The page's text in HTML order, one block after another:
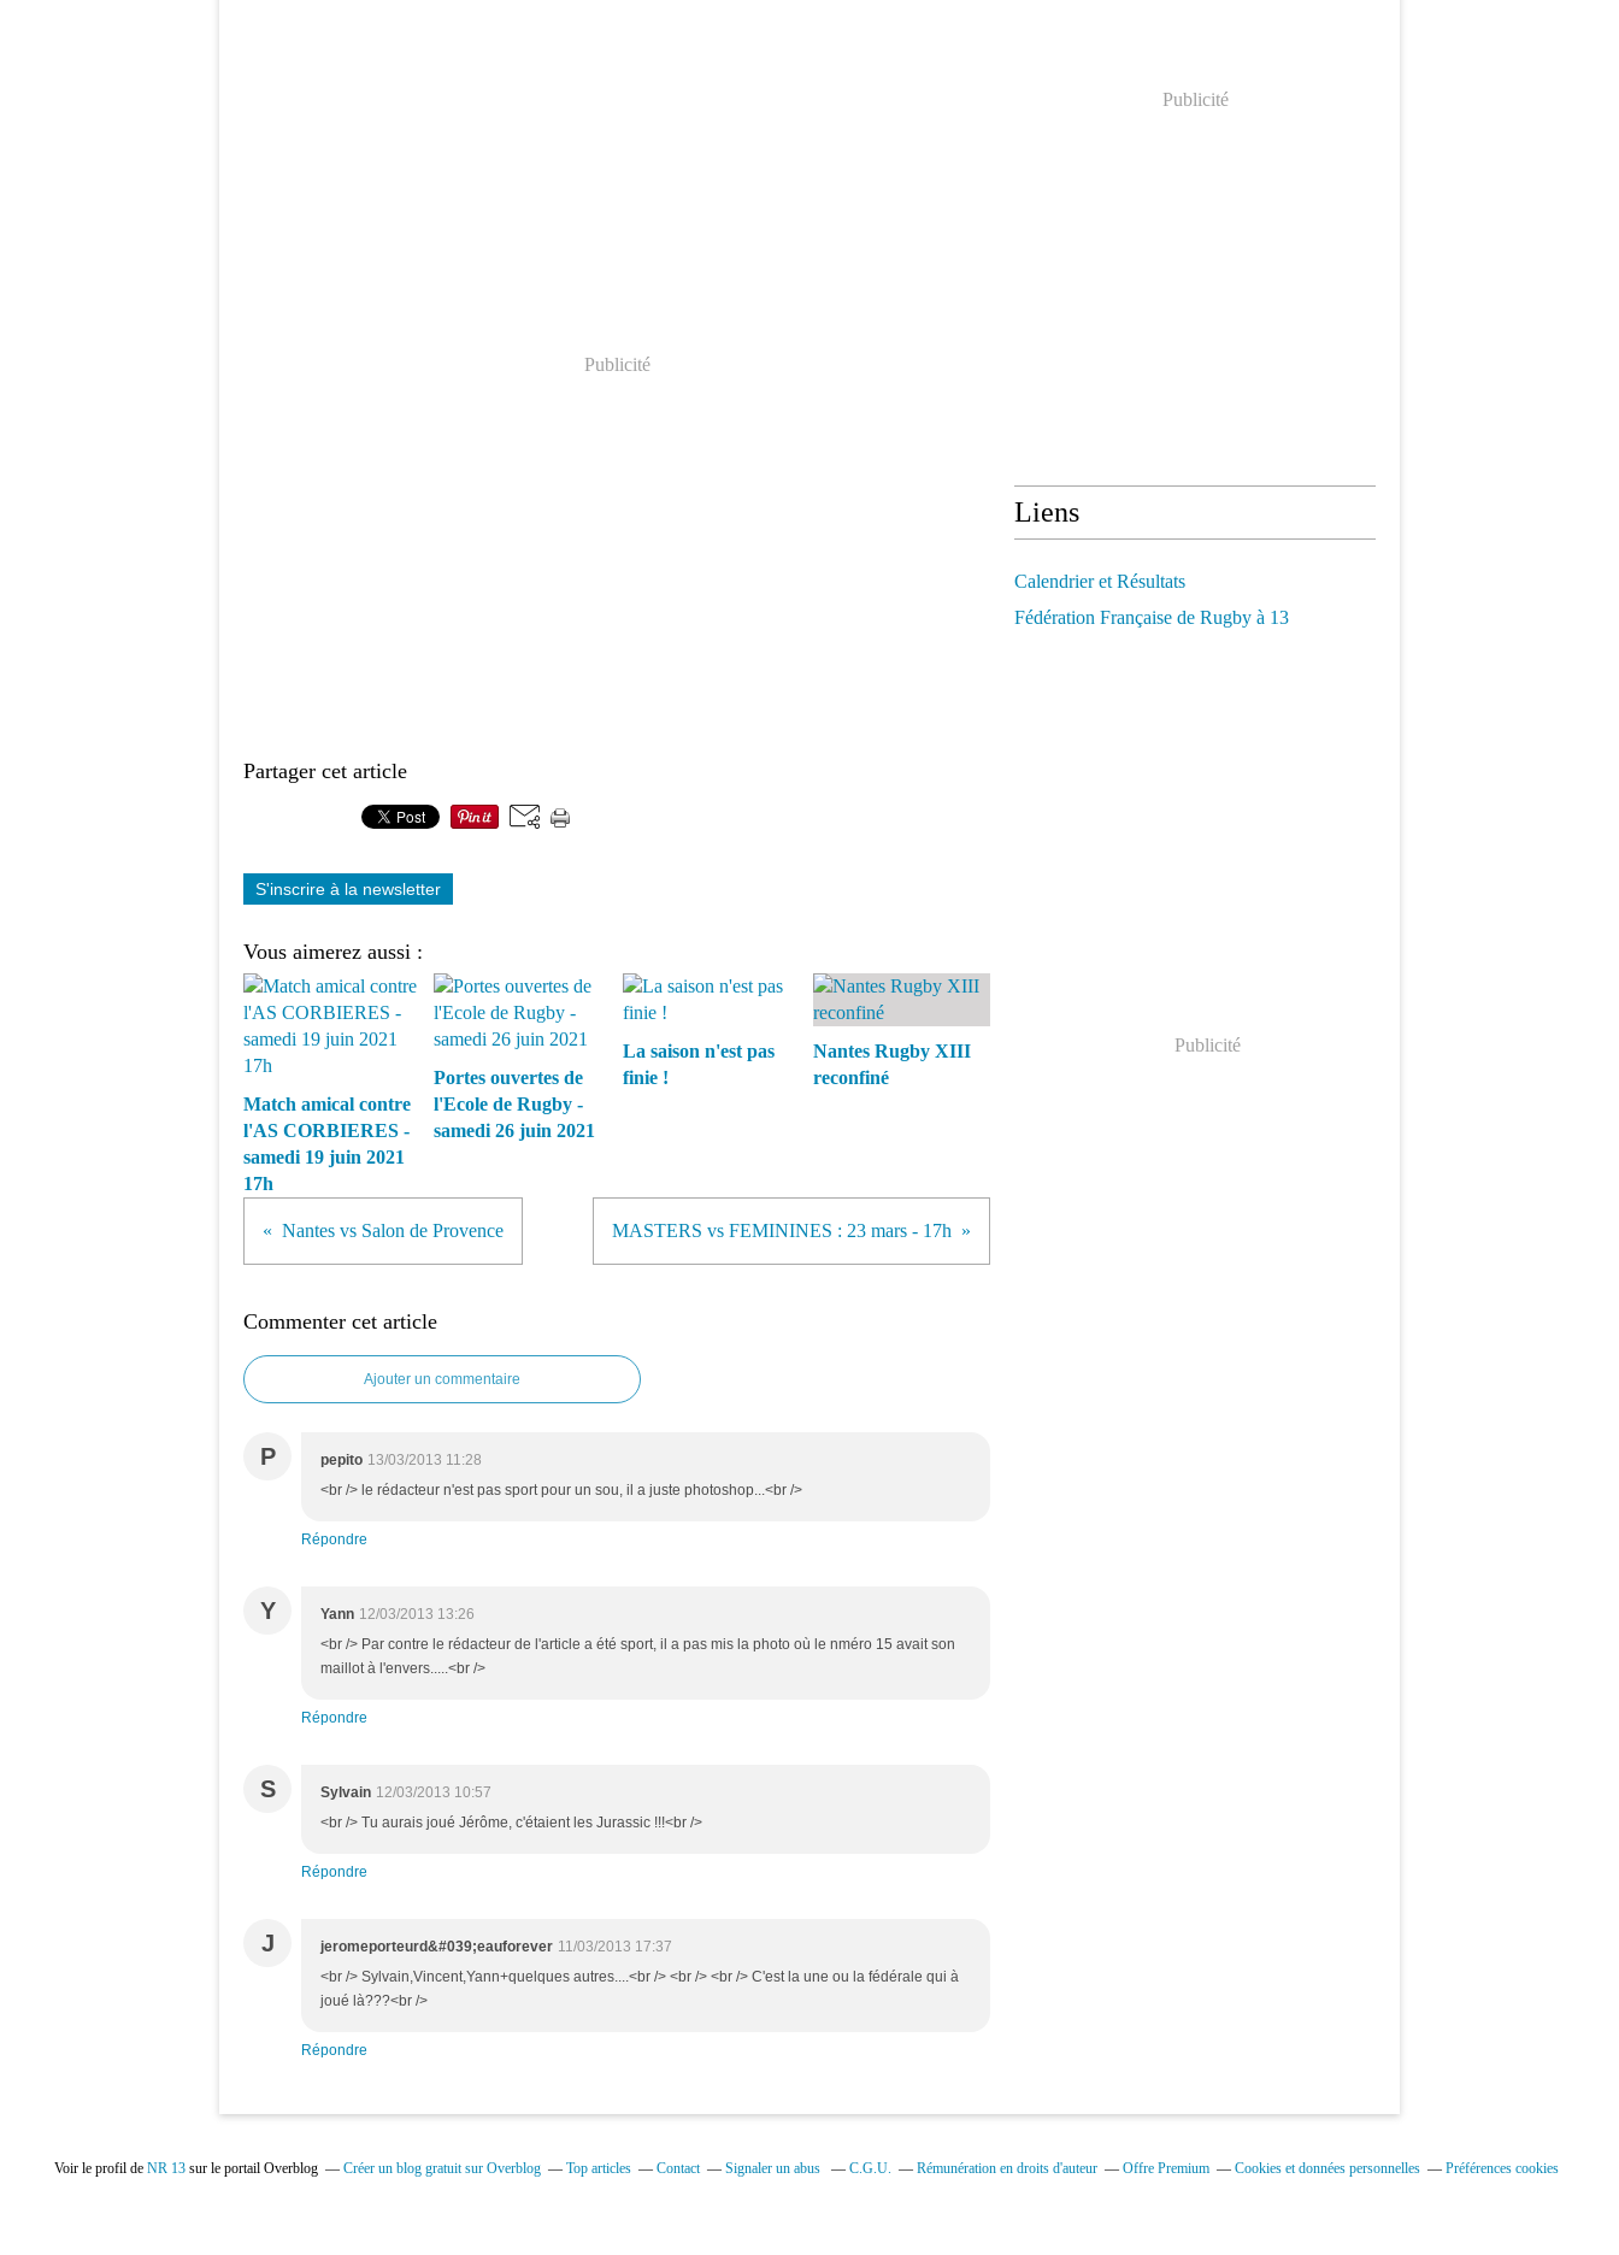
Publicité
Partager cet article
S'inscrire à la newsletter
Vous aimerez aussi :
Match amical contre
l'AS CORBIERES -
samedi 19 juin 2021
17h
Portes ouvertes de
l'Ecole de Rugby -
samedi 26 juin 2021
La saison n'est pas
finie !
Nantes Rugby XIII
reconfiné
Nantes vs Salon de Provence MASTERS vs FEMININES : 23 mars - 17h
Commenter cet article
Ajouter un commentaire
P pepito 13/03/2013 11:28
<br /> le rédacteur n'est pas sport pour un sou, il a juste photoshop...<br />
Répondre
Y Yann 12/03/2013 13:26
<br /> Par contre le rédacteur de l'article a été sport, il a pas mis la photo où le nméro 15 avait son
maillot à l'envers.....<br />
Répondre
S Sylvain 12/03/2013 10:57
<br /> Tu aurais joué Jérôme, c'étaient les Jurassic !!!<br />
Répondre
J jeromeporteurd&#039;eauforever 11/03/2013 17:37
<br /> Sylvain,Vincent,Yann+quelques autres....<br /> <br /> <br /> C'est la une ou la fédérale qui à
joué là???<br />
Répondre
Publicité
Liens
Calendrier et Résultats
Fédération Française de Rugby à 13
Publicité
Voir le profil de NR 13sur le portail Overblog Créer un blog gratuit sur Overblog Top articles Contact Signaler un abus C.G.U. Rémunération en droits d'auteur Offre Premium Cookies et données personnelles Préférences cookies